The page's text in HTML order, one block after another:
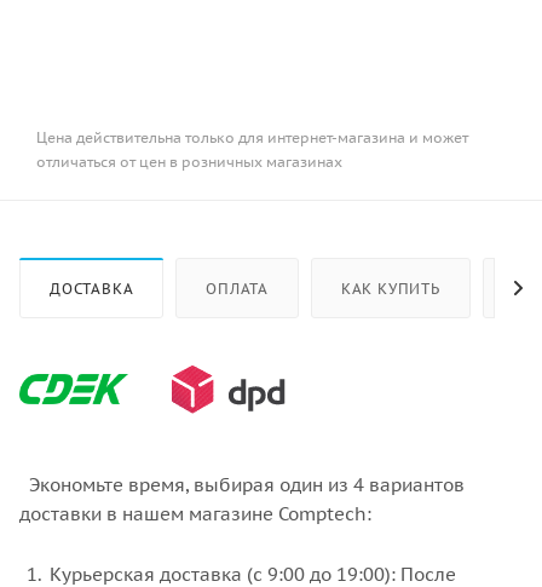
Цена действительна только для интернет-магазина и может
отличаться от цен в розничных магазинах
ДОСТАВКА ОПЛАТА КАК КУПИТЬ
Экономьте время, выбирая один из 4 вариантов
доставки в нашем магазине Comptech:
Курьерская доставка (с 9:00 до 19:00): После